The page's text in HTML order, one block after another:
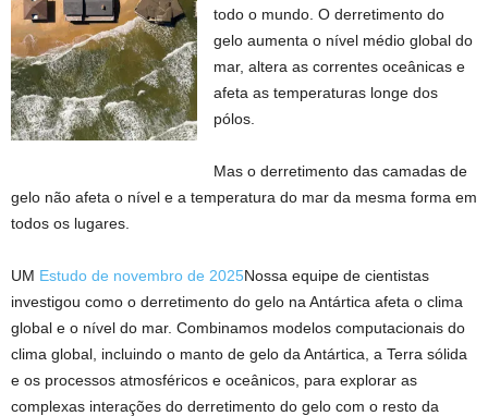
todo o mundo. O derretimento do
gelo aumenta o nível médio global do
mar, altera as correntes oceânicas e
afeta as temperaturas longe dos
pólos.
Mas o derretimento das camadas de
gelo não afeta o nível e a temperatura do mar da mesma forma em
todos os lugares.
UM Estudo de novembro de 2025Nossa equipe de cientistas
investigou como o derretimento do gelo na Antártica afeta o clima
global e o nível do mar. Combinamos modelos computacionais do
clima global, incluindo o manto de gelo da Antártica, a Terra sólida
e os processos atmosféricos e oceânicos, para explorar as
complexas interações do derretimento do gelo com o resto da